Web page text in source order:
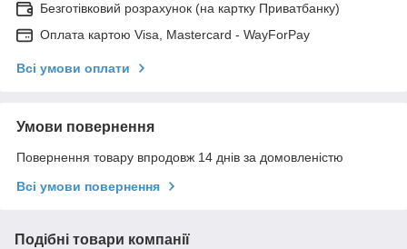
Безготівковий розрахунок (на картку Приватбанку)
Оплата картою Visa, Mastercard - WayForPay
Всі умови оплати
Умови повернення
Повернення товару впродовж 14 днів за домовленістю
Всі умови повернення
Подібні товари компанії